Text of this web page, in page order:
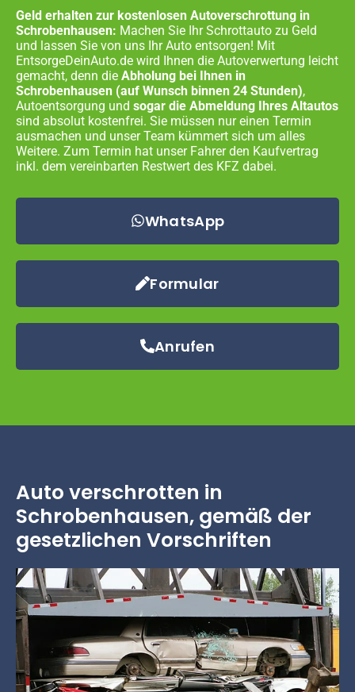
Geld erhalten zur kostenlosen Autoverschrottung in
Schrobenhausen: Machen Sie Ihr Schrottauto zu Geld
und lassen Sie von uns Ihr Auto entsorgen! Mit
EntsorgeDeinAuto.de wird Ihnen die Autoverwertung leicht
gemacht, denn die Abholung bei Ihnen in
Schrobenhausen (auf Wunsch binnen 24 Stunden),
Autoentsorgung und sogar die Abmeldung Ihres Altautos
sind absolut kostenfrei. Sie müssen nur einen Termin
ausmachen und unser Team kümmert sich um alles
Weitere. Zum Termin hat unser Fahrer den Kaufvertrag
inkl. dem vereinbarten Restwert des KFZ dabei.
WhatsApp
Formular
Anrufen
Auto verschrotten in
Schrobenhausen, gemäß der
gesetzlichen Vorschriften